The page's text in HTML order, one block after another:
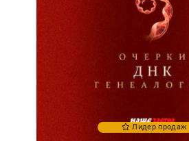
Лидер продаж